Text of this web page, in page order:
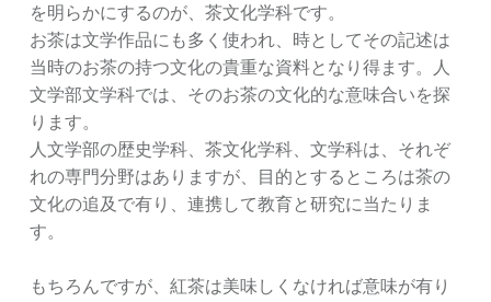
を明らかにするのが、茶文化学科です。
お茶は文学作品にも多く使われ、時としてその記述は
当時のお茶の持つ文化の貴重な資料となり得ます。人
文学部文学科では、そのお茶の文化的な意味合いを探
ります。
人文学部の歴史学科、茶文化学科、文学科は、それぞ
れの専門分野はありますが、目的とするところは茶の
文化の追及で有り、連携して教育と研究に当たりま
す。
もちろんですが、紅茶は美味しくなければ意味が有り